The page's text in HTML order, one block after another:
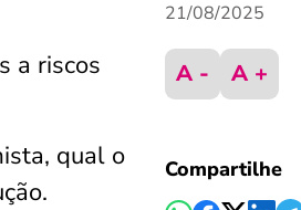
a riscos
qual o
21/08/2025
A - A +
Compartilhe